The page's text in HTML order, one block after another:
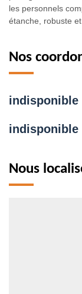
les personnels
étanche, robuste et
Nos
indisponible
indisponible
Nous